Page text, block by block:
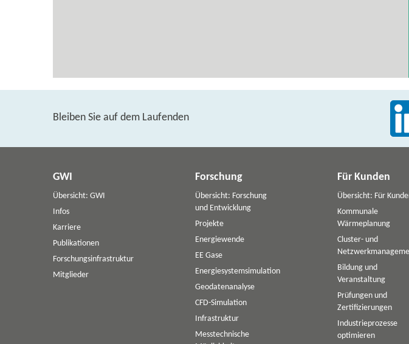
Bleiben Sie auf dem Laufenden
GWI
Übersicht: GWI
Infos
Karriere
Publikationen
Forschungsinfrastruktur
Mitglieder
Forschung
Übersicht: Forschung
und Entwicklung
Projekte
Energiewende
EE Gase
Energiesystemsimulation
Geodatenanalyse
CFD-Simulation
Infrastruktur
Messtechnische
Für Kunden
Übersicht: Für
Kommunale
Wärmeplanung
Cluster- und
Bildung und
Veranstaltung
Prüfungen und
Zertifizierungen
Industrieprozesse
optimieren